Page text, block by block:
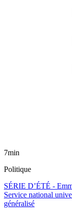
7min
Politique
SÉRIE D’ÉTÉ -
Service national
généralisé